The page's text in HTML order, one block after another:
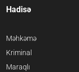
Hadisə
Məhkəmə
Kriminal
Maraqlı